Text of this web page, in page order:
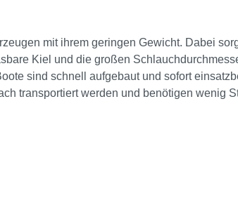
mit ihrem geringen Gewicht. Dabei
Kiel und die großen
sind schnell aufgebaut und sofort
transportiert werden und benötigen wenig